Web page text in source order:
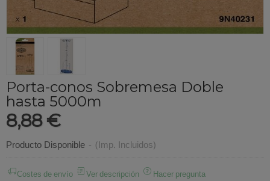
Porta-conos Sobremesa Doble
hasta 5000m
8,88 €
Producto Disponible - (Imp. Incluidos)
Costes de envío Ver descripción Hacer pregunta